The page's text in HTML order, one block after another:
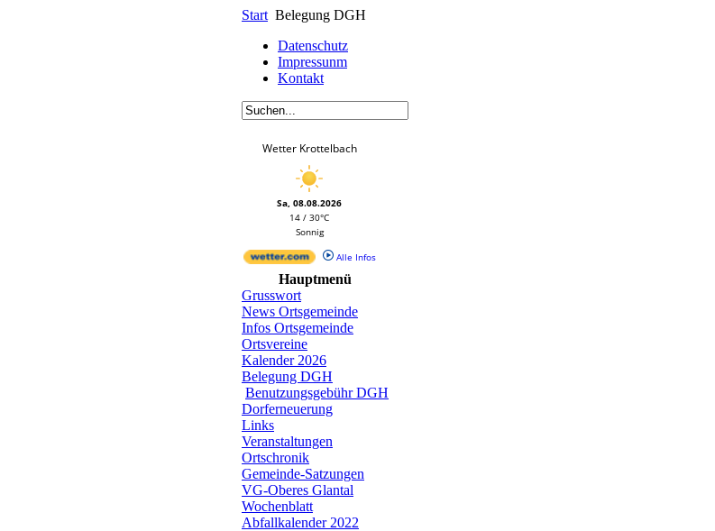
Start Belegung DGH
Datenschutz
Impressunm
Kontakt
Wetter Krottelbach
Sa, 08.08.2026
14 / 30°C
Sonnig
Alle Infos
Hauptmenü
Grusswort
News Ortsgemeinde
Infos Ortsgemeinde
Ortsvereine
Kalender 2026
Belegung DGH
Benutzungsgebühr DGH
Dorferneuerung
Links
Veranstaltungen
Ortschronik
Gemeinde-Satzungen
VG-Oberes Glantal
Wochenblatt
Abfallkalender 2022